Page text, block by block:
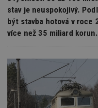
stav je neuspokojivý.
být stavba hotová v roce
více než 35 miliard korun.